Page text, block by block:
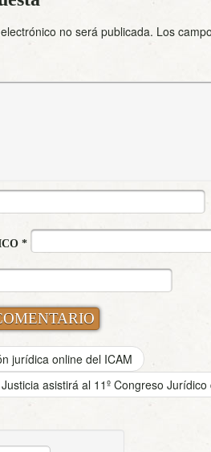
no será publicada. Los
*
jurídica online del ICAM
asistirá al 11º Congreso